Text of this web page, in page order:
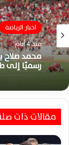
اخبار الرياضة
منذ 4 أيام
محمد صلاح
رسميًا إلى
مقالات ذات